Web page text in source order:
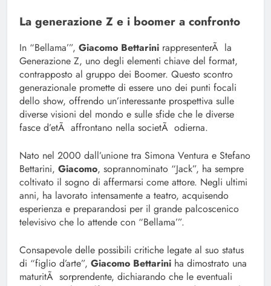
La generazione Z e i boomer a confronto
In “Bellama’”, Giacomo Bettarini rappresenterÃ la
Generazione Z, uno degli elementi chiave del format,
contrapposto al gruppo dei Boomer. Questo scontro
generazionale promette di essere uno dei punti focali
dello show, offrendo un’interessante prospettiva sulle
diverse visioni del mondo e sulle sfide che le diverse
fasce d’etÃ affrontano nella societÃ odierna.
Nato nel 2000 dall’unione tra Simona Ventura e Stefano
Bettarini, Giacomo, soprannominato “Jack”, ha sempre
coltivato il sogno di affermarsi come attore. Negli ultimi
anni, ha lavorato intensamente a teatro, acquisendo
esperienza e preparandosi per il grande palcoscenico
televisivo che lo attende con “Bellama’”.
Consapevole delle possibili critiche legate al suo status
di “figlio d’arte”, Giacomo Bettarini ha dimostrato una
maturitÃ sorprendente, dichiarando che le eventuali